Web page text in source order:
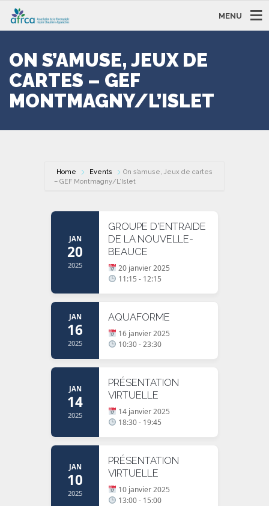
MENU
ON S’AMUSE, JEUX DE
CARTES – GEF
MONTMAGNY/L’ISLET
Home Events
On s’amuse, Jeux de cartes
– GEF Montmagny/L’Islet
JAN
20
2025
GROUPE D'ENTRAIDE
DE LA NOUVELLE-
BEAUCE
20 janvier 2025
11:15 - 12:15
JAN
16
2025
AQUAFORME
16 janvier 2025
10:30 - 23:30
JAN
14
2025
PRÉSENTATION
VIRTUELLE
14 janvier 2025
18:30 - 19:45
JAN
10
2025
PRÉSENTATION
VIRTUELLE
10 janvier 2025
13:00 - 15:00